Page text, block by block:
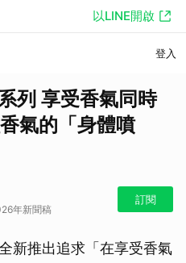
以LINE開啟
登入
列 享受香氣同時
氣的「身體噴
年新聞稿
訂閱
新推出追求「在享受香氣